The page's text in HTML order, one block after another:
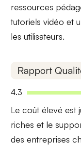
ressources
tutoriels vidéo et
les utilisateurs.
Rapport
4.3
Lecoût élevé est
riches et le
des entreprises